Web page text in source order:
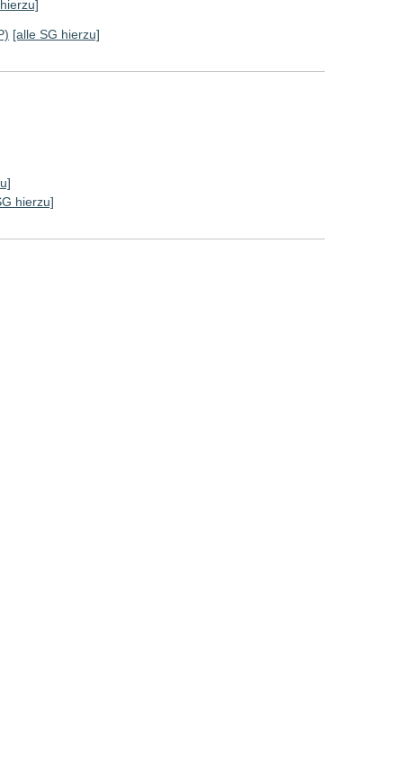
[alle SG hierzu]
hierzu]